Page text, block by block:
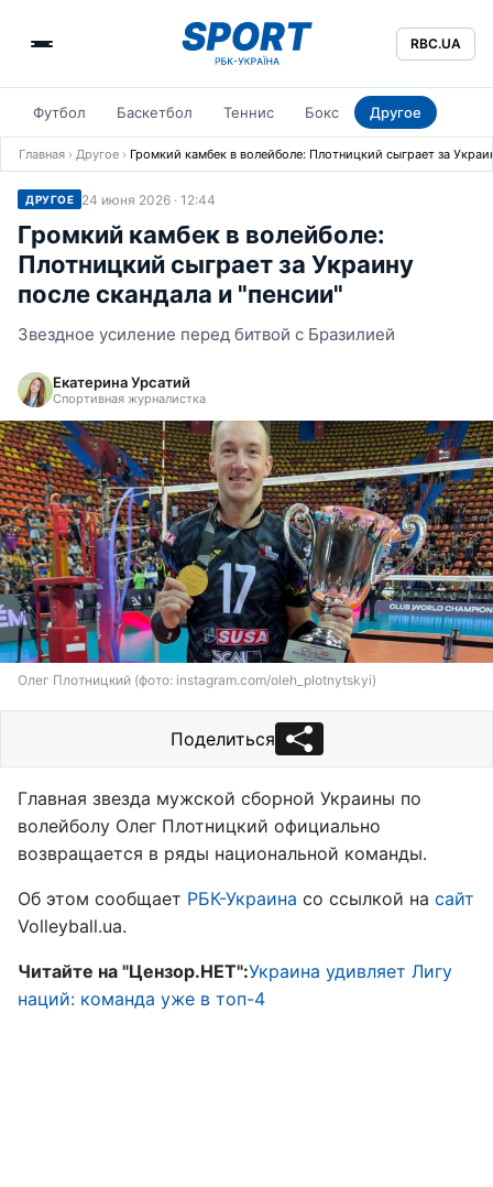
RBC.UA
Футбол Баскетбол Теннис Бокс Другое
Главная › Другое › Громкий камбек в волейболе: Плотницкий сыграет за
ДРУГОЕ 24 июня 2026 · 12:44
Громкий камбек в волейболе:
Плотницкий сыграет за Украину
после скандала и "пенсии"
Звездное усиление перед битвой с Бразилией
Екатерина Урсатий
Спортивная журналистка
Олег Плотницкий (фото: instagram.com/oleh_plotnytskyi)
Поделиться
Главная звезда мужской сборной Украины по
волейболу Олег Плотницкий официально
возвращается в ряды национальной команды.
Об этом сообщает РБК-Украина со ссылкой на сайт
Volleyball.ua.
Читайте на "Цензор.НЕТ":Украина удивляет Лигу
наций: команда уже в топ-4